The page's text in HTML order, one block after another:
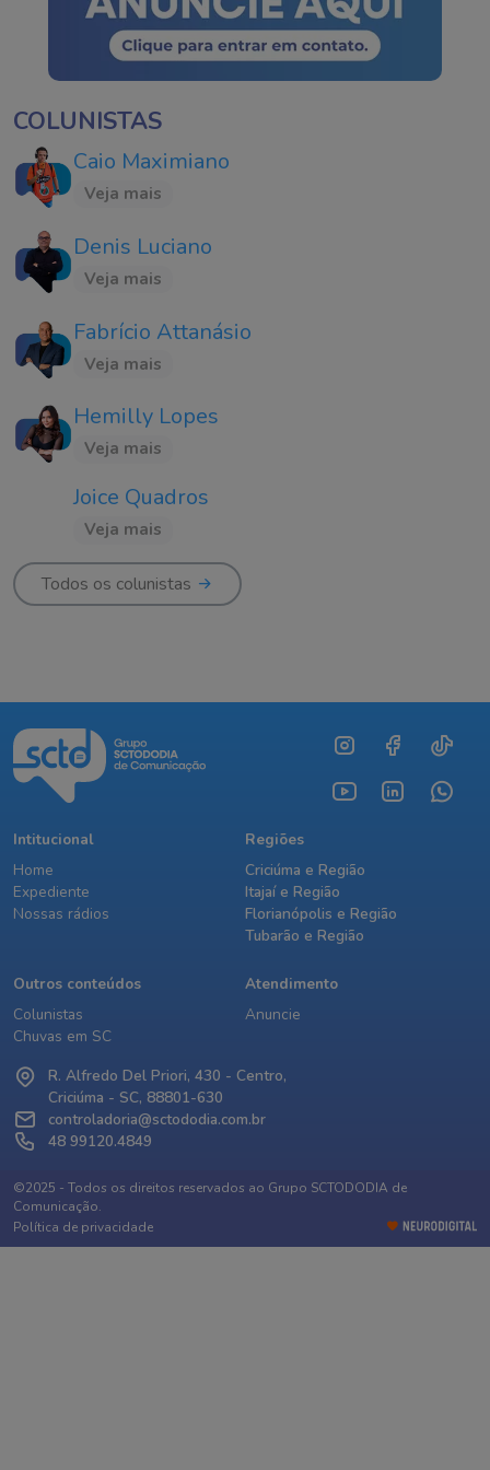
COLUNISTAS
Caio Maximiano
Veja mais
Denis Luciano
Veja mais
Fabrício Attanásio
Veja mais
Hemilly Lopes
Veja mais
Joice Quadros
Veja mais
Todos os colunistas
Intitucional
Home
Expediente
Nossas rádios
Regiões
Criciúma e Região
Itajaí e Região
Florianópolis e Região
Tubarão e Região
Outros conteúdos
Colunistas
Chuvas em SC
Atendimento
Anuncie
R. Alfredo Del Priori, 430 - Centro,
Criciúma - SC, 88801-630
controladoria@sctododia.com.br
48 99120.4849
©2025 - Todos os direitos reservados ao Grupo SCTODODIA de
Comunicação.
Política de privacidade